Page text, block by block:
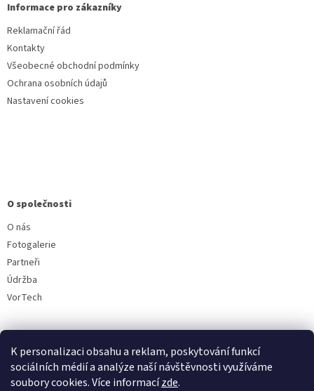
K personalizaci obsahu a reklam, poskytování funkcí
sociálních médií a analýze naší návštěvnosti využíváme
soubory cookies. Více informacízde.
Informace pro zákazníky
Reklamační řád
Kontakty
Všeobecné obchodní podmínky
Ochrana osobních údajů
Nastavení cookies
O společnosti
O nás
Fotogalerie
Partneři
Údržba
VorTech